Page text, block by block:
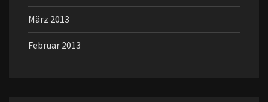
März 2013
Februar 2013